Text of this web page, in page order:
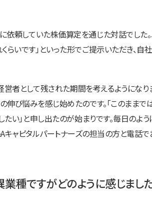
依頼していた株価算定を通じた対話でし
いです」といった形でご提示いただき、
営者として残された期間を考えるようにな
伸び悩みを感じ始めたのです。「このま
たい」と申し出たのが始まりです。毎日の
ャピタルパートナーズの担当の方と電話
種ですがどのように感じまし